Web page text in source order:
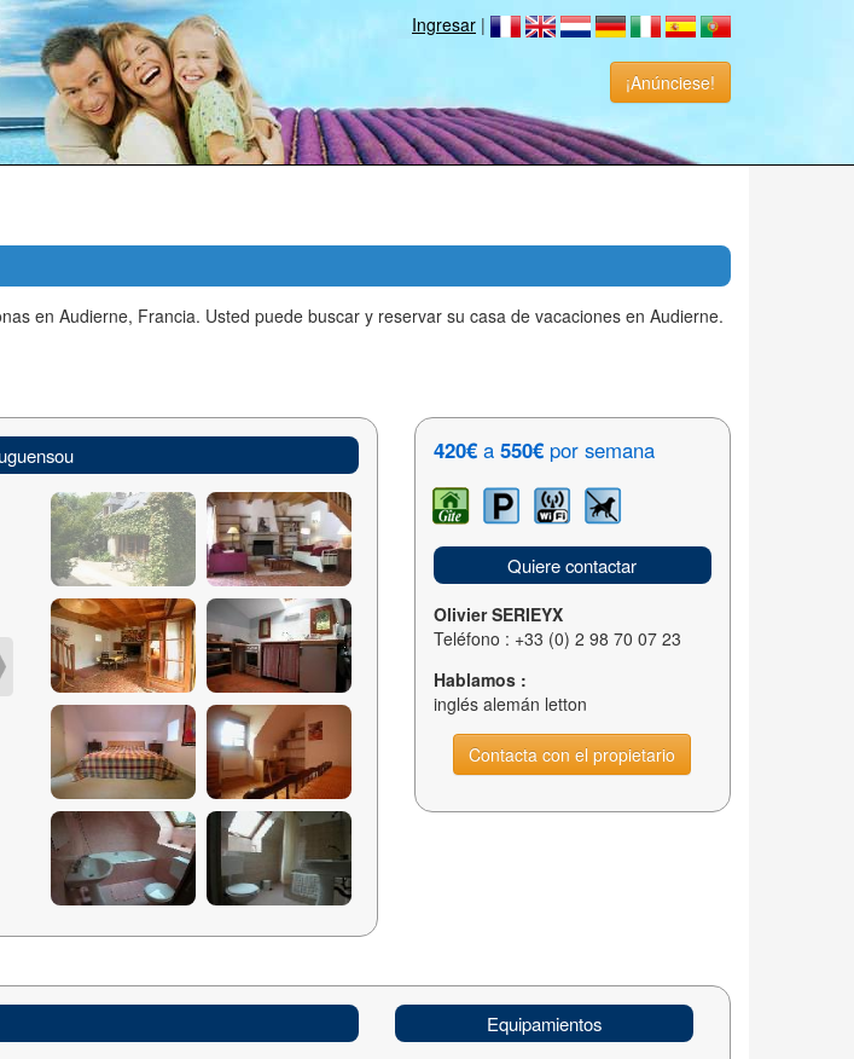
Ingresar |
¡Anúnciese!
en Audierne, Francia. Usted puede buscar y reservar su casa de vacaciones en Audierne.
420€a 550€por semana
Quiere contactar
Olivier SERIEYX
Teléfono : +33 (0) 2 98 70 07 23
Hablamos :
inglés alemán letton
Contacta con el propietario
Equipamientos